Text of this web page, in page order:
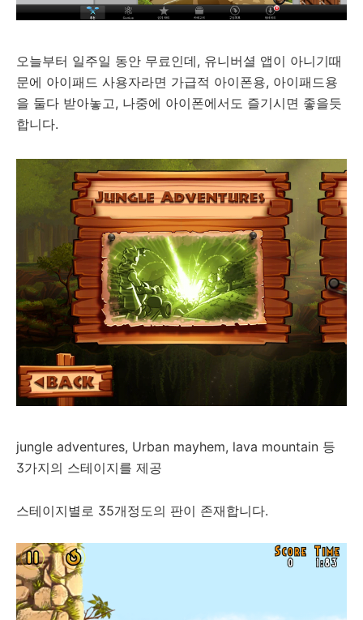
오늘부터 일주일 동안 무료인데, 유니버셜 앱이 아니기때
문에 아이패드 사용자라면 가급적 아이폰용, 아이패드용
을 둘다 받아놓고, 나중에 아이폰에서도 즐기시면 좋을듯
합니다.
jungle adventures, Urban mayhem, lava mountain 등
3가지의 스테이지를 제공
스테이지별로 35개정도의 판이 존재합니다.